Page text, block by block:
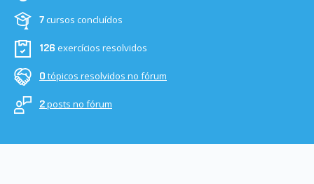
7cursos concluídos
126 exercícios resolvidos
0 tópicos resolvidos no fórum
2posts no fórum